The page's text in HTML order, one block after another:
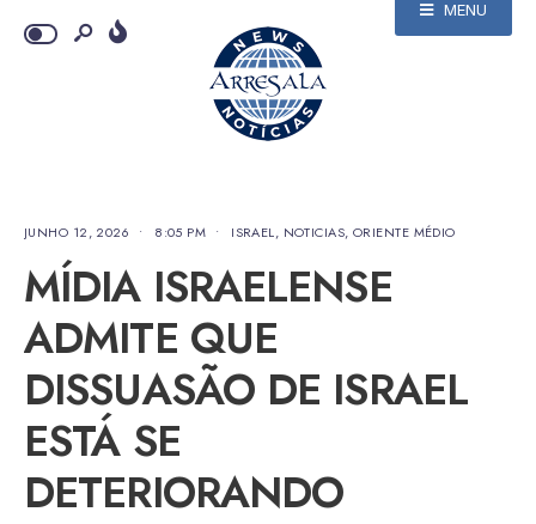
MENU
JUNHO 12, 2026 • 8:05 PM • ISRAEL, NOTICIAS,ORIENTE MÉDIO
MÍDIA ISRAELENSE
ADMITE QUE
DISSUASÃO DE ISRAEL
ESTÁ SE
DETERIORANDO